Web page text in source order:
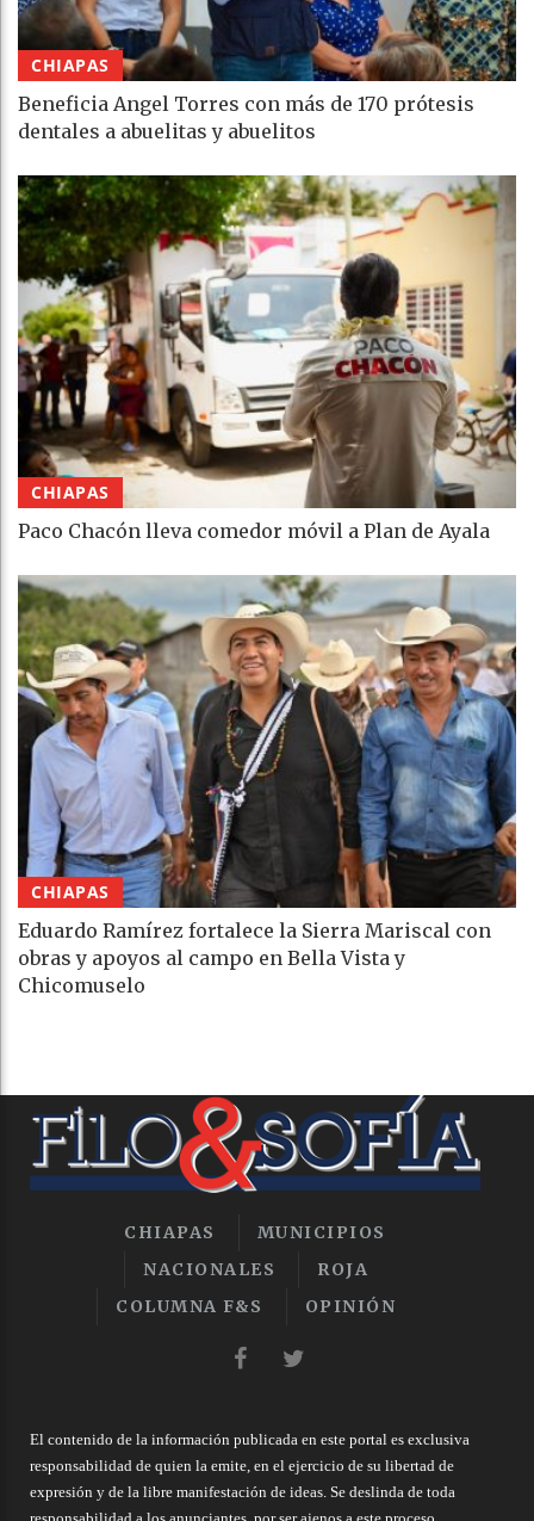
CHIAPAS
Beneficia Angel Torres con más de 170 prótesis
dentales a abuelitas y abuelitos
CHIAPAS
Paco Chacón lleva comedor móvil a Plan de Ayala
CHIAPAS
Eduardo Ramírez fortalece la Sierra Mariscal con
obras y apoyos al campo en Bella Vista y
Chicomuselo
CHIAPAS
MUNICIPIOS
NACIONALES
ROJA
COLUMNA F&S
OPINIÓN
El contenido de la información publicada en este portal es exclusiva
responsabilidad de quien la emite, en el ejercicio de su libertad de
expresión y de la libre manifestación de ideas. Se deslinda de toda